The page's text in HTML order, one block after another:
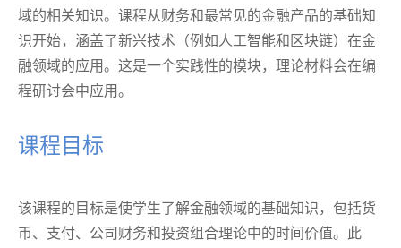
域的相关知识。课程从财务和最常见的金融产品的基础知
识开始，涵盖了新兴技术（例如人工智能和区块链）在金
融领域的应用。这是一个实践性的模块，理论材料会在编
程研讨会中应用。
课程目标
该课程的目标是使学生了解金融领域的基础知识，包括货
币、支付、公司财务和投资组合理论中的时间价值。此